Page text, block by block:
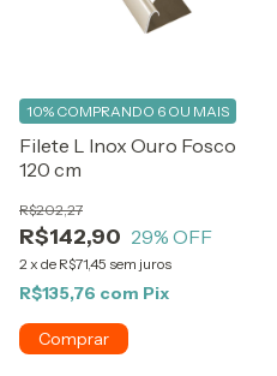
Filete L Inox Ouro Fosco
120 cm
R$142,90
R$202,27
29% OFF
2 x de R$71,45 sem juros
10% COMPRANDO 6 OU MAIS
R$135,76 com Pix